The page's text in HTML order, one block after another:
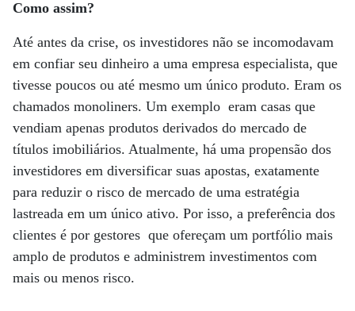
Como assim?
Até antes da crise, os investidores não se incomodavam
em confiar seu dinheiro a uma empresa especialista, que
tivesse poucos ou até mesmo um único produto. Eram os
chamados monoliners. Um exemplo eram casas que
vendiam apenas produtos derivados do mercado de
títulos imobiliários. Atualmente, há uma propensão dos
investidores em diversificar suas apostas, exatamente
para reduzir o risco de mercado de uma estratégia
lastreada em um único ativo. Por isso, a preferência dos
clientes é por gestores que ofereçam um portfólio mais
amplo de produtos e administrem investimentos com
mais ou menos risco.